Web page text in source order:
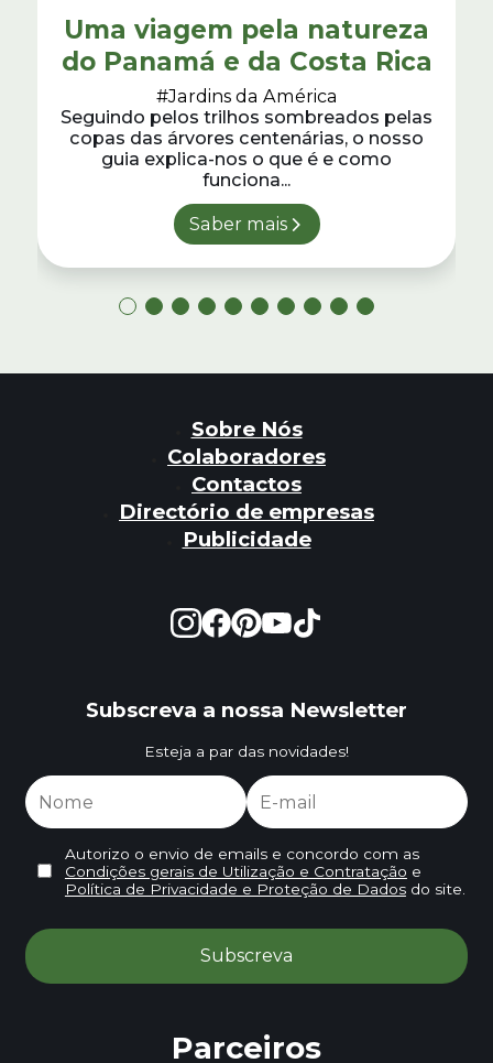
Uma viagem pela natureza
do Panamá e da Costa Rica
#Jardins da América
Seguindo pelos trilhos sombreados pelas
copas das árvores centenárias, o nosso
guia explica-nos o que é e como
funciona...
Saber mais
Sobre Nós
Colaboradores
Contactos
Directório de empresas
Publicidade
Subscreva a nossa Newsletter
Esteja a par das novidades!
Autorizo o envio de emails e concordo com as
Condições gerais de Utilização e Contratação e
Política de Privacidade e Proteção de Dadosdo site.
Parceiros